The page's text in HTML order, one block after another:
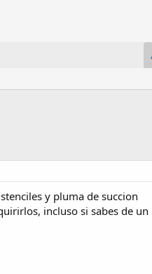
y pluma de succion
incluso si sabes de